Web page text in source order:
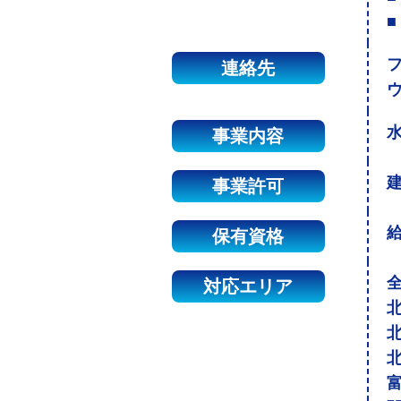
■
連絡先
事業内容
事業許可
保有資格
対応エリア